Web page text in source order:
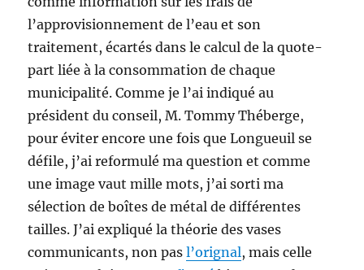
l’approvisionnement de l’eau et son
traitement, écartés dans le calcul de la quote-
part liée à la consommation de chaque
municipalité. Comme je l’ai indiqué au
président du conseil, M. Tommy Théberge,
pour éviter encore une fois que Longueuil se
défile, j’ai reformulé ma question et comme
une image vaut mille mots, j’ai sorti ma
sélection de boîtes de métal de différentes
tailles. J’ai expliqué la théorie des vases
communicants, non pasl’orignal, mais celle